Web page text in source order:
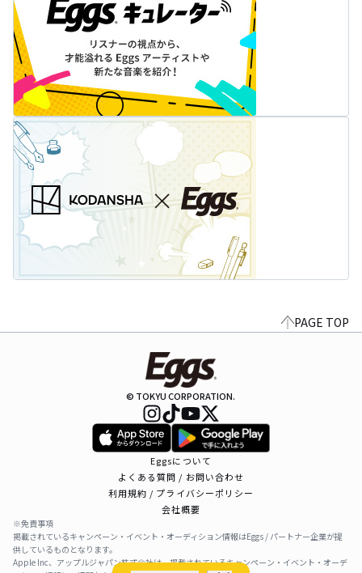
PAGE TOP
© TOKYU CORPORATION.
Eggsについて
よくある質問 / お問い合わせ
利用規約 / プライバシーポリシー
会社概要
※免責事項
掲載されているキャンペーン・イベント・オーディション情報はEggs / パートナー企業が提
供しているものとなります。
Apple Inc、アップルジャパン株式会社は、掲載されているキャンペーン・イベント・オーデ